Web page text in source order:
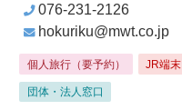
076-231-2126
hokuriku@mwt.co.jp
個人旅行（要予約） JR端末
団体・法人窓口